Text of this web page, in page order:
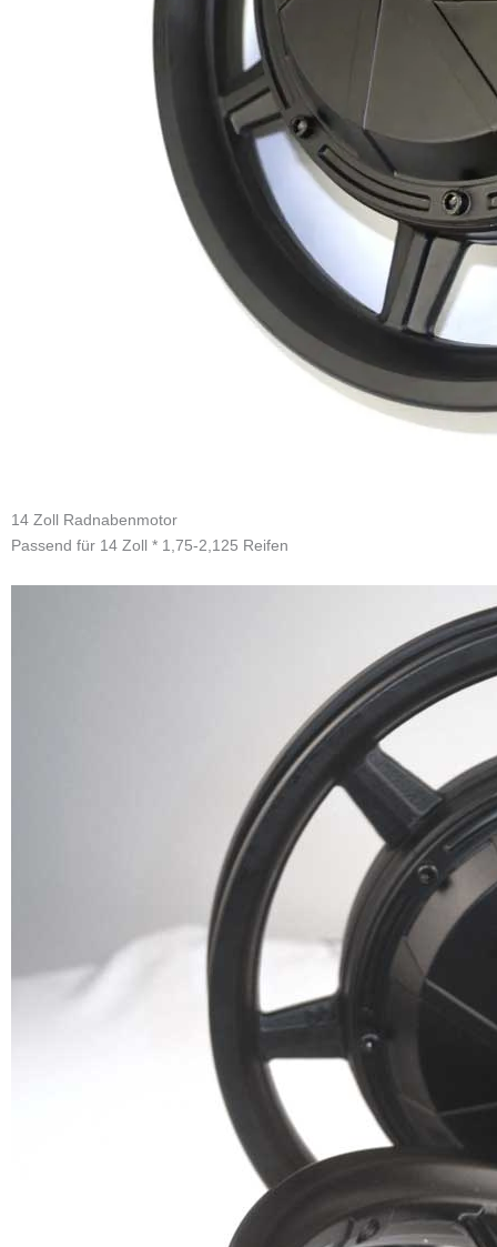
Technische Parameter
24 V/36 V/48 V
Scheibenbremse
100 mm bis 135 mm
vorne oder hinten
BLDC-Radnabenmotor mit
Getriebe
Elektroroller oder Elektrofahrrad
35-40N.M
Aluminiumlegierung
schwarz/farbig/glänzend
Höchstgeschwindigkeit: 25–35 km/h oder individuell